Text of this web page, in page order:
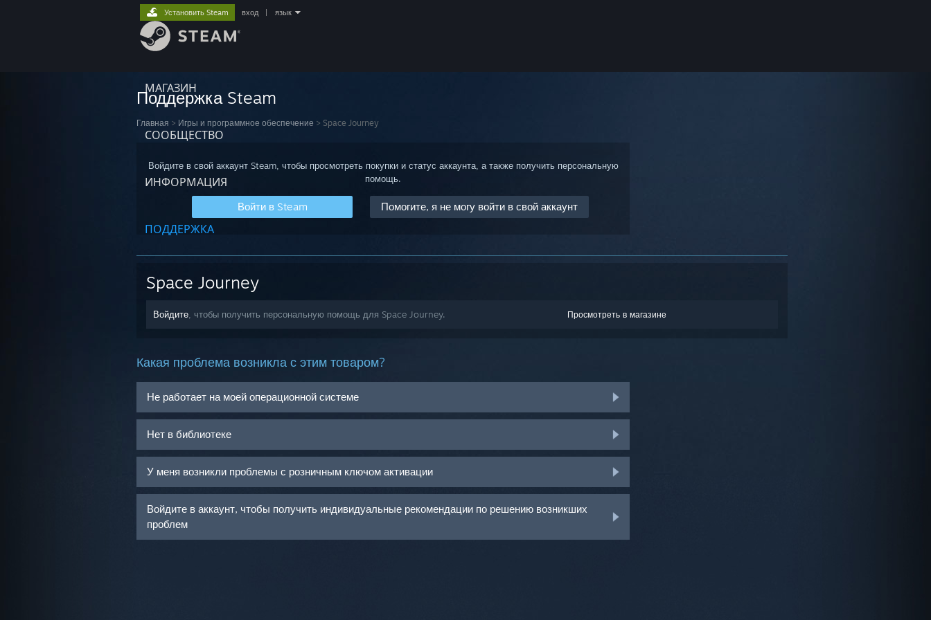
МАГАЗИН
СООБЩЕСТВО
ИНФОРМАЦИЯ
ПОДДЕРЖКА
Установить Steam вход язык
Поддержка Steam
Главная > Игры и программное обеспечение > Space Journey
Войдите в свой аккаунт Steam, чтобы просмотреть покупки и статус аккаунта, а также получить персональную
помощь.
Войти в Steam Помогите, я не могу войти в свой аккаунт
Space Journey
Просмотреть в магазине
Войдите , чтобы получить персональную помощь для Space Journey.
Какая проблема возникла с этим товаром?
Не работает на моей операционной системе
Нет в библиотеке
У меня возникли проблемы с розничным ключом активации
Войдите в аккаунт, чтобы получить индивидуальные рекомендации по решению возникших
проблем